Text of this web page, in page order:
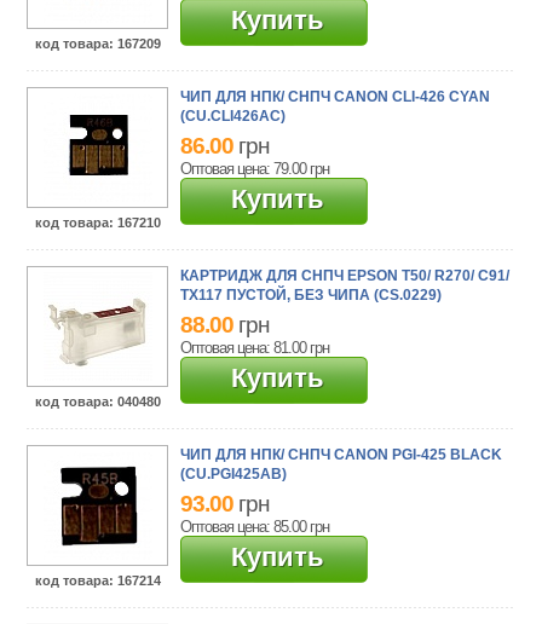
код товара: 167209
Купить
код товара: 167210
ЧИП ДЛЯ НПК/ СНПЧ CANON CLI-426 CYAN
(CU.CLI426AC)
86.00 грн
Оптовая цена: 79.00 грн
Купить
код товара: 040480
КАРТРИДЖ ДЛЯ СНПЧ EPSON T50/ R270/ C91/
TX117 ПУСТОЙ, БЕЗ ЧИПА (CS.0229)
88.00 грн
Оптовая цена: 81.00 грн
Купить
код товара: 167214
ЧИП ДЛЯ НПК/ СНПЧ CANON PGI-425 BLACK
(CU.PGI425AB)
93.00 грн
Оптовая цена: 85.00 грн
Купить